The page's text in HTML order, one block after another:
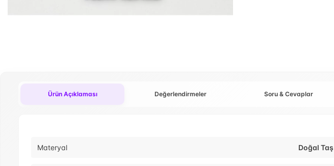
Ürün Açıklaması Değerlendirmeler Soru & Cevaplar
Materyal Doğal Taş